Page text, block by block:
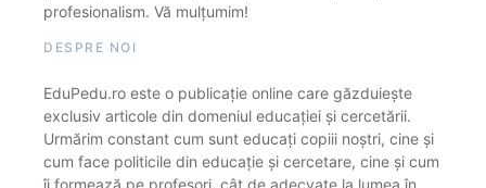
profesionalism. Vă mulțumim!
DESPRE NOI
EduPedu.ro este o publicație online care găzduiește
exclusiv articole din domeniul educației și cercetării.
Urmărim constant cum sunt educați copiii noștri, cine și
cum face politicile din educație și cercetare, cine și cum
îi formează pe profesori, cât de adecvate la lumea în